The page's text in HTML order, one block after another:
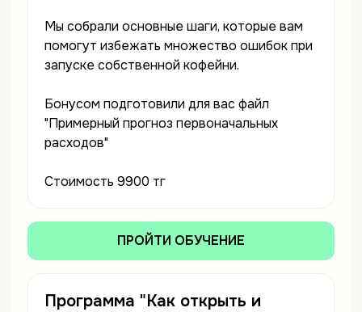
Мы собрали основные шаги, которые вам
помогут избежать множество ошибок при
запуске собственной кофейни.
Бонусом подготовили для вас файл
"Примерный прогноз первоначальных
расходов"
Стоимость 9900 тг
ПРОЙТИ ОБУЧЕНИЕ
Программа "Как открыть и